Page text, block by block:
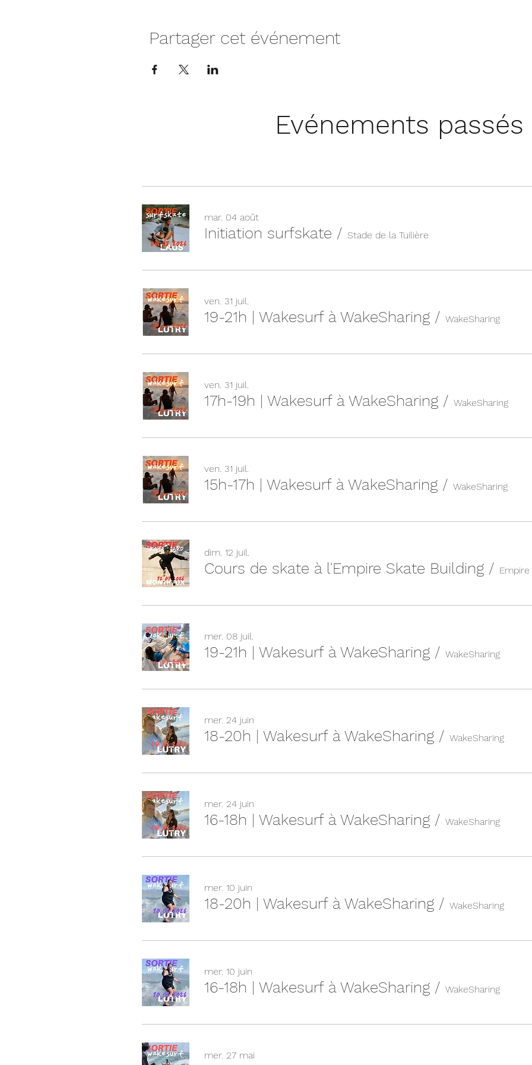
Partager cet événement
Evénements passés
mar. 04 août
Initiation surfskate / Stade de la Tuilière
ven. 31 juil.
19-21h | Wakesurf à WakeSharing / WakeSharing
ven. 31 juil.
17h-19h | Wakesurf à WakeSharing / WakeSharing
ven. 31 juil.
15h-17h | Wakesurf à WakeSharing / WakeSharing
dim. 12 juil.
Cours de skate à l'Empire Skate Building /
mer. 08 juil.
19-21h | Wakesurf à WakeSharing / WakeSharing
mer. 24 juin
18-20h | Wakesurf à WakeSharing / WakeSharing
mer. 24 juin
16-18h | Wakesurf à WakeSharing / WakeSharing
mer. 10 juin
18-20h | Wakesurf à WakeSharing / WakeSharing
mer. 10 juin
16-18h | Wakesurf à WakeSharing / WakeSharing
mer. 27 mai